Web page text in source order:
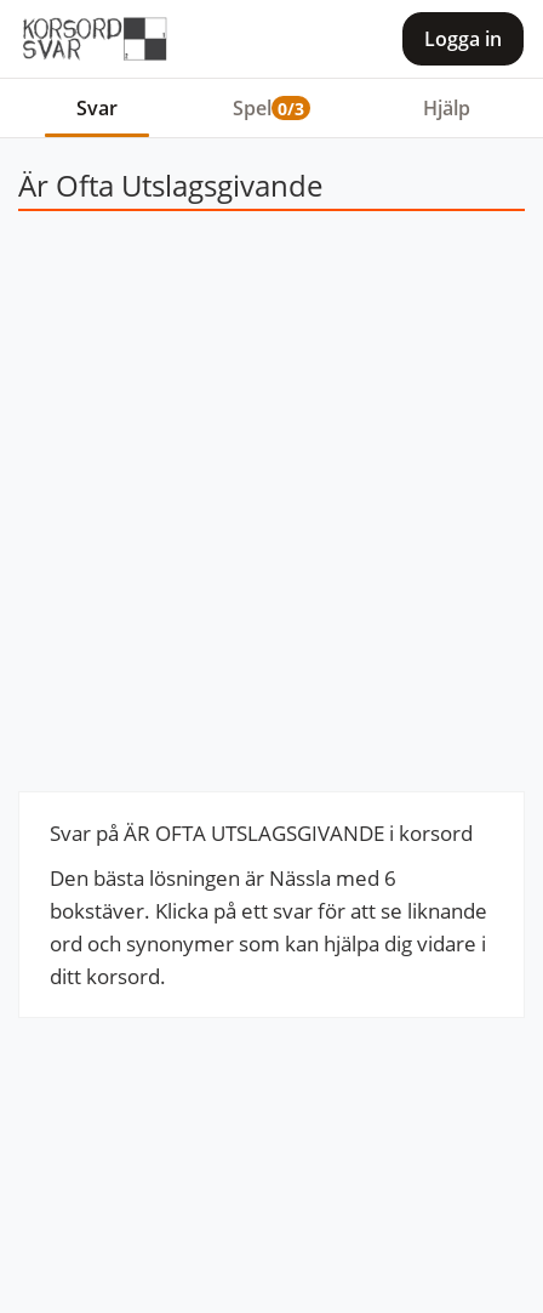
Logga in
Svar Spel 0/3 Hjälp
Är Ofta Utslagsgivande
Svar på ÄR OFTA UTSLAGSGIVANDE i korsord
Den bästa lösningen är Nässla med 6
bokstäver. Klicka på ett svar för att se liknande
ord och synonymer som kan hjälpa dig vidare i
ditt korsord.